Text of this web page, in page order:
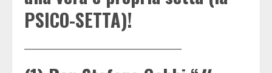
PSICO-SETTA)!